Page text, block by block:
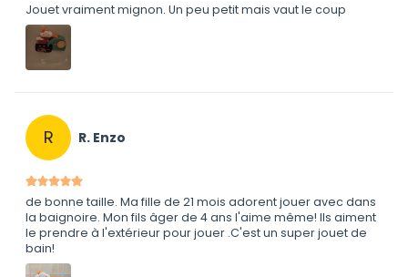
Jouet vraiment mignon. Un peu petit mais vaut le coup
R R. Enzo
de bonne taille. Ma fille de 21 mois adorent jouer avec dans
la baignoire. Mon fils âger de 4 ans l'aime même! Ils aiment
le prendre à l'extérieur pour jouer .C'est un super jouet de
bain!